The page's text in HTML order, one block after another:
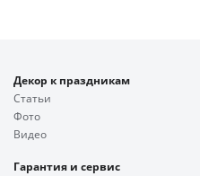
Декор к праздникам
Статьи
Фото
Видео
Гарантия и сервис